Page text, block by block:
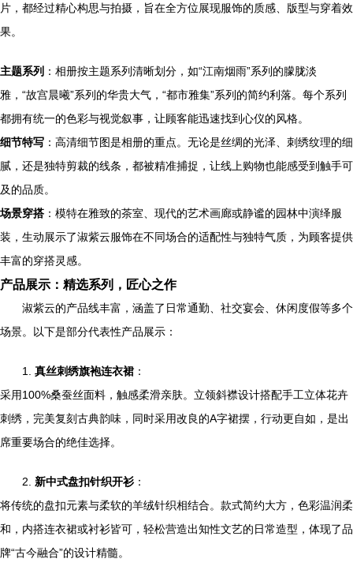
片，都经过精心构思与拍摄，旨在全方位展现服饰的质感、版型与穿着效
果。
主题系列 ：相册按主题系列清晰划分，如“江南烟雨”系列的朦胧淡
雅，“故宫晨曦”系列的华贵大气，“都市雅集”系列的简约利落。每个系列
都拥有统一的色彩与视觉叙事，让顾客能迅速找到心仪的风格。
细节特写 ：高清细节图是相册的重点。无论是丝绸的光泽、刺绣纹理的细
腻，还是独特剪裁的线条，都被精准捕捉，让线上购物也能感受到触手可
及的品质。
场景穿搭 ：模特在雅致的茶室、现代的艺术画廊或静谧的园林中演绎服
装，生动展示了淑紫云服饰在不同场合的适配性与独特气质，为顾客提供
丰富的穿搭灵感。
产品展示：精选系列，匠心之作
淑紫云的产品线丰富，涵盖了日常通勤、社交宴会、休闲度假等多个
场景。以下是部分代表性产品展示：
1. 真丝刺绣旗袍连衣裙 ：
采用100%桑蚕丝面料，触感柔滑亲肤。立领斜襟设计搭配手工立体花卉
刺绣，完美复刻古典韵味，同时采用改良的A字裙摆，行动更自如，是出
席重要场合的绝佳选择。
2. 新中式盘扣针织开衫 ：
将传统的盘扣元素与柔软的羊绒针织相结合。款式简约大方，色彩温润柔
和，内搭连衣裙或衬衫皆可，轻松营造出知性文艺的日常造型，体现了品
牌“古今融合”的设计精髓。